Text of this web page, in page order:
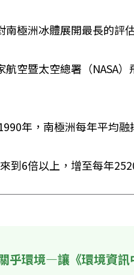
極洲冰體展開最長的評
空暨太空總署（NASA
年，南極洲每年平均融
到6倍以上，增至每年
乎環境—讓《環境資訊